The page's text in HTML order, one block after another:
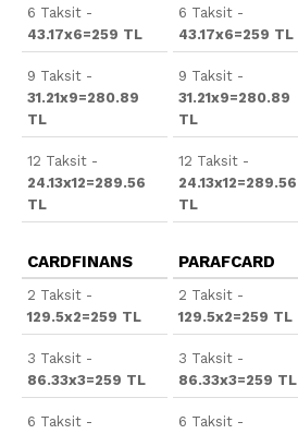
6 Taksit -
43.17x6=259 TL
9 Taksit -
31.21x9=280.89
TL
12 Taksit -
24.13x12=289.56
TL
6 Taksit -
43.17x6=259 TL
9 Taksit -
31.21x9=280.89
TL
12 Taksit -
24.13x12=289.56
TL
CARDFINANS
2 Taksit -
129.5x2=259 TL
3 Taksit -
86.33x3=259 TL
6 Taksit -
PARAFCARD
2 Taksit -
129.5x2=259 TL
3 Taksit -
86.33x3=259 TL
6 Taksit -